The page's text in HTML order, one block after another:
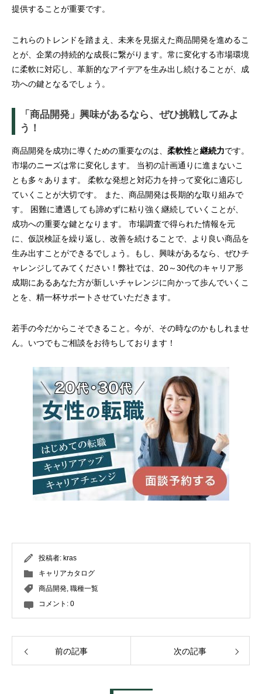
提供することが重要です。
これらのトレンドを踏まえ、未来を見据えた商品開発を進めるこ
とが、企業の持続的な成長に繋がります。常に変化する市場環境
に柔軟に対応し、革新的なアイデアを生み出し続けることが、成
功への鍵となるでしょう。
「商品開発」興味があるなら、ぜひ挑戦してみよ
う！
商品開発を成功に導くための重要なのは、 柔軟性と継続力です。
市場のニーズは常に変化します。 当初の計画通りに進まないこ
とも多々あります。 柔軟な発想と対応力を持って変化に適応し
ていくことが大切です。 また、商品開発は長期的な取り組みで
す。 困難に遭遇しても諦めずに粘り強く継続していくことが、
成功への重要な鍵となります。 市場調査で得られた情報を元
に、仮説検証を繰り返し、改善を続けることで、より良い商品を
生み出すことができるでしょう。もし、興味があるなら、ぜひチ
ャレンジしてみてください！弊社では、20～30代のキャリア形
成期にあるあなた方が新しいチャレンジに向かって歩んでいくこ
とを、精一杯サポートさせていただきます。
若手の今だからこそできること。今が、その時なのかもしれませ
ん。いつでもご相談をお待ちしております！
投稿者: kras
キャリアカタログ
商品開発 職種一覧
コメント: 0
前の記事 次の記事